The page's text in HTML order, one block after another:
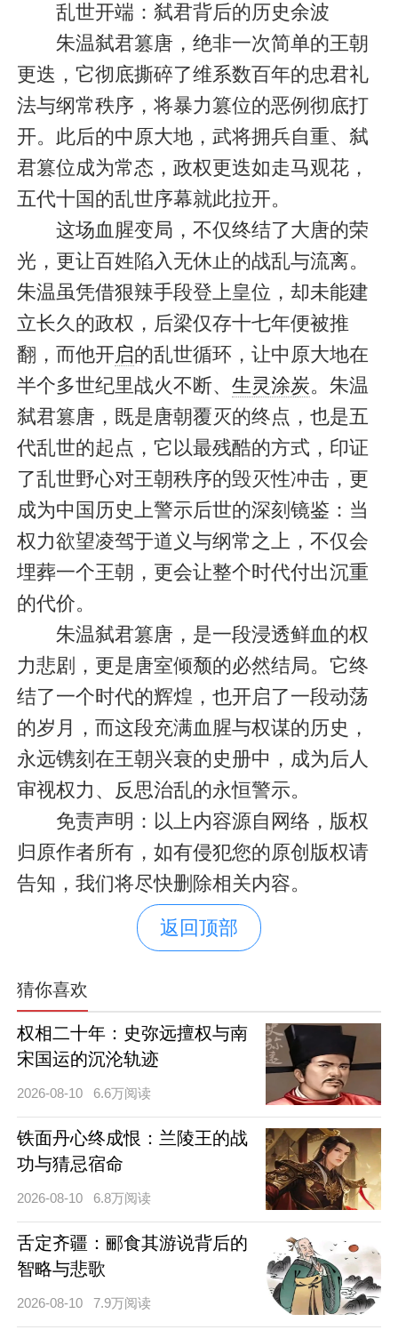
乱世开端：弑君背后的历史余波
朱温弑君篡唐，绝非一次简单的王朝
更迭，它彻底撕碎了维系数百年的忠君礼
法与纲常秩序，将暴力篡位的恶例彻底打
开。此后的中原大地，武将拥兵自重、弑
君篡位成为常态，政权更迭如走马观花，
五代十国的乱世序幕就此拉开。
这场血腥变局，不仅终结了大唐的荣
光，更让百姓陷入无休止的战乱与流离。
朱温虽凭借狠辣手段登上皇位，却未能建
立长久的政权，后梁仅存十七年便被推
翻，而他开启的乱世循环，让中原大地在
半个多世纪里战火不断、 生灵涂炭。朱温
弑君篡唐，既是唐朝覆灭的终点，也是五
代乱世的起点，它以最残酷的方式，印证
了乱世野心对王朝秩序的毁灭性冲击，更
成为中国历史上警示后世的深刻镜鉴：当
权力欲望凌驾于道义与纲常之上，不仅会
埋葬一个王朝，更会让整个时代付出沉重
的代价。
朱温弑君篡唐，是一段浸透鲜血的权
力悲剧，更是唐室倾颓的必然结局。它终
结了一个时代的辉煌，也开启了一段动荡
的岁月，而这段充满血腥与权谋的历史，
永远镌刻在王朝兴衰的史册中，成为后人
审视权力、反思治乱的永恒警示。
免责声明：以上内容源自网络，版权
归原作者所有，如有侵犯您的原创版权请
告知，我们将尽快删除相关内容。
返回顶部
猜你喜欢
权相二十年：史弥远擅权与南
宋国运的沉沦轨迹
2026-08-10 6.6万阅读
铁面丹心终成恨：兰陵王的战
功与猜忌宿命
2026-08-10 6.8万阅读
舌定齐疆：郦食其游说背后的
智略与悲歌
2026-08-10 7.9万阅读